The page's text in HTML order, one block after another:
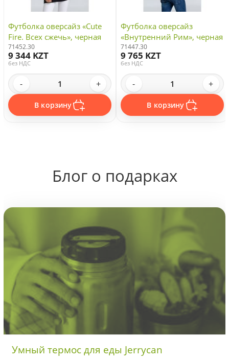
Футболка оверсайз «Cute
Fire. Всех сжечь», черная
71452.30
9 344 KZT
без НДС
- +
В корзину
Футболка оверсайз
«Внутренний Рим», черная
71447.30
9 765 KZT
без НДС
- +
В корзину
Блог о подарках
Умный термос для еды Jerrycan